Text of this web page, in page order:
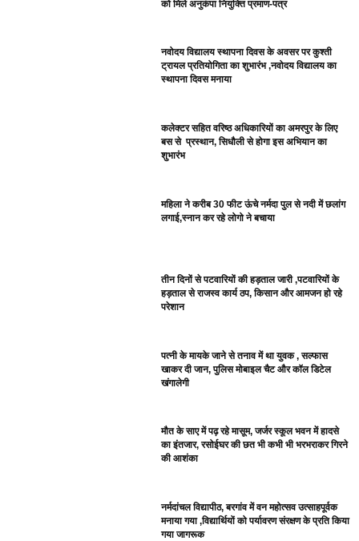
को मिले अनुकंपा नियुक्ति प्रमाण-पत्र
नवोदय विद्यालय स्थापना दिवस के अवसर पर कुश्ती
ट्रायल प्रतियोगिता का शुभारंभ ,नवोदय विद्यालय का
स्थापना दिवस मनाया
कलेक्टर सहित वरिष्ठ अधिकारियों का अमरपुर के लिए
बस से प्रस्थान, सिधौली से होगा इस अभियान का
शुभारंभ
महिला ने करीब 30 फीट ऊंचे नर्मदा पुल से नदी में छलांग
लगाई,स्नान कर रहे लोगो ने बचाया
तीन दिनों से पटवारियों की हड़ताल जारी ,पटवारियों के
हड़ताल से राजस्व कार्य ठप, किसान और आमजन हो रहे
परेशान
पत्नी के मायके जाने से तनाव में था युवक , सल्फास
खाकर दी जान, पुलिस मोबाइल चैट और कॉल डिटेल
खंगालेगी
मौत के साए में पढ़ रहे मासूम, जर्जर स्कूल भवन में हादसे
का इंतजार, रसोईघर की छत भी कभी भी भरभराकर गिरने
की आशंका
नर्मदांचल विद्यापीठ, बरगांव में वन महोत्सव उत्साहपूर्वक
मनाया गया ,विद्यार्थियों को पर्यावरण संरक्षण के प्रति किया
गया जागरूक